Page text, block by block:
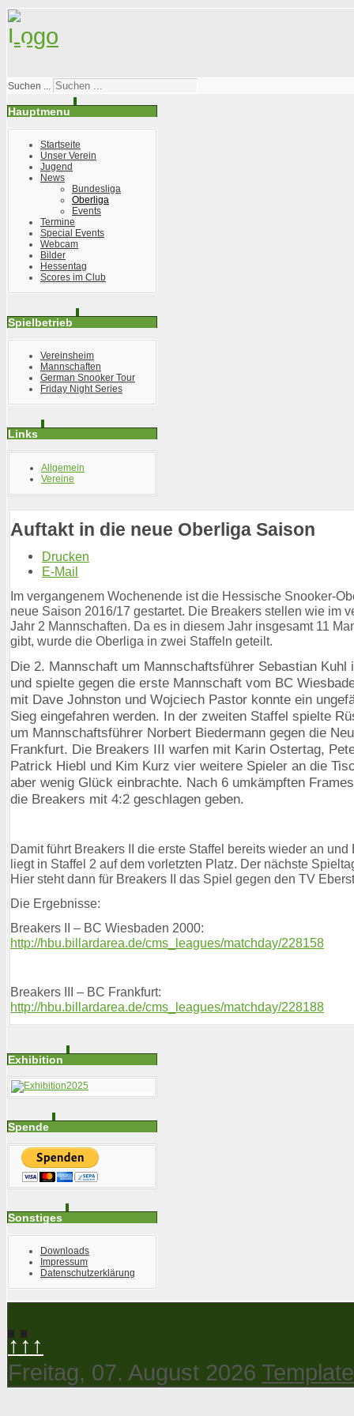
Suchen ...
Hauptmenu
Startseite
Unser Verein
Jugend
News
Bundesliga
Oberliga
Events
Termine
Special Events
Webcam
Bilder
Hessentag
Scores im Club
Spielbetrieb
Vereinsheim
Mannschaften
German Snooker Tour
Friday Night Series
Links
Allgemein
Vereine
Auftakt in die neue Oberliga Saison
Drucken
E-Mail
Im vergangenem Wochenende ist die Hessische Snooker-
neue Saison 2016/17 gestartet. Die Breakers stellen wie im
Jahr 2 Mannschaften. Da es in diesem Jahr insgesamt 11
gibt, wurde die Oberliga in zwei Staffeln geteilt.
Die 2. Mannschaft um Mannschaftsführer Sebastian Kuhl
und spielte gegen die erste Mannschaft vom BC
mit Dave Johnston und Wojciech Pastor konnte ein
Sieg eingefahren werden. In der zweiten Staffel spielte
um Mannschaftsführer Norbert Biedermann gegen die
Frankfurt. Die Breakers III warfen mit Karin Ostertag,
Patrick Hiebl und Kim Kurz vier weitere Spieler an die
aber wenig Glück einbrachte. Nach 6 umkämpften
die Breakers mit 4:2 geschlagen geben.
Damit führt Breakers II die erste Staffel bereits wieder an und
liegt in Staffel 2 auf dem vorletzten Platz. Der nächste
Hier steht dann für Breakers II das Spiel gegen den TV
Die Ergebnisse:
Breakers II – BC Wiesbaden 2000:
http://hbu.billardarea.de/cms_leagues/matchday/228158
Breakers III – BC Frankfurt:
http://hbu.billardarea.de/cms_leagues/matchday/228188
Exhibition
Spende
Sonstiges
Downloads
Impressum
Datenschutzerklärung
↑↑↑
Freitag, 07. August 2026